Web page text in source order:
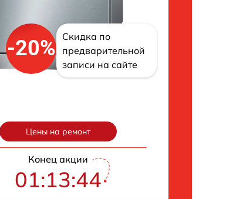
-20%
Скидка по
предварительной
записи на сайте
Цены на ремонт
Конец акции
01:13:43